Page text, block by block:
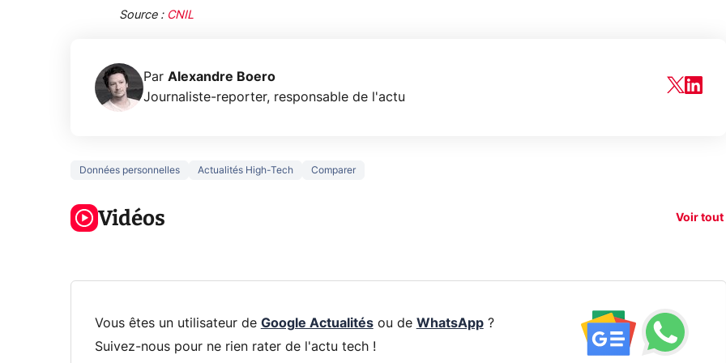
Source : CNIL
Par Alexandre Boero
Journaliste-reporter, responsable de l'actu
Données personnelles Actualités High-Tech Comparer
Vidéos Voir tout
5 générations
la prochaine
Xbox !
Ce que vous
Vous êtes un utilisateur de Google Actualitésou de WhatsApp?
Suivez-nous pour ne rien rater de l'actu tech !